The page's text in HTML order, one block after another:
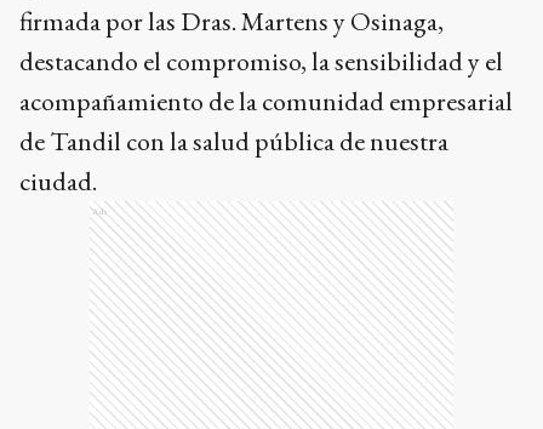
firmada por las Dras. Martens y Osinaga,
destacando el compromiso, la sensibilidad y el
acompañamiento de la comunidad empresarial
de Tandil con la salud pública de nuestra
ciudad.
Ads